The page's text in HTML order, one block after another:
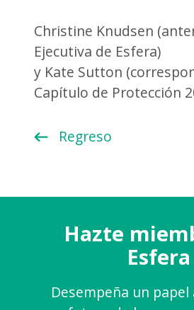
Christine Knudsen
Ejecutiva de Esfera)
y Kate Sutton
Capítulo de Protección
Regreso
Hazte
Esfera
Desempeña un papel